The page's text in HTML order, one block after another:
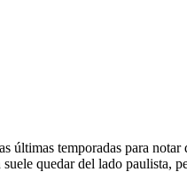
últimas temporadas para
quedar del lado paulista,